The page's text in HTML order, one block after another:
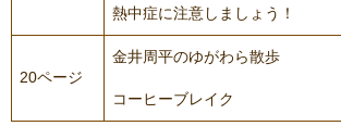
熱中症に注意しましょう！
20ページ
金井周平のゆがわら散歩
コーヒーブレイク